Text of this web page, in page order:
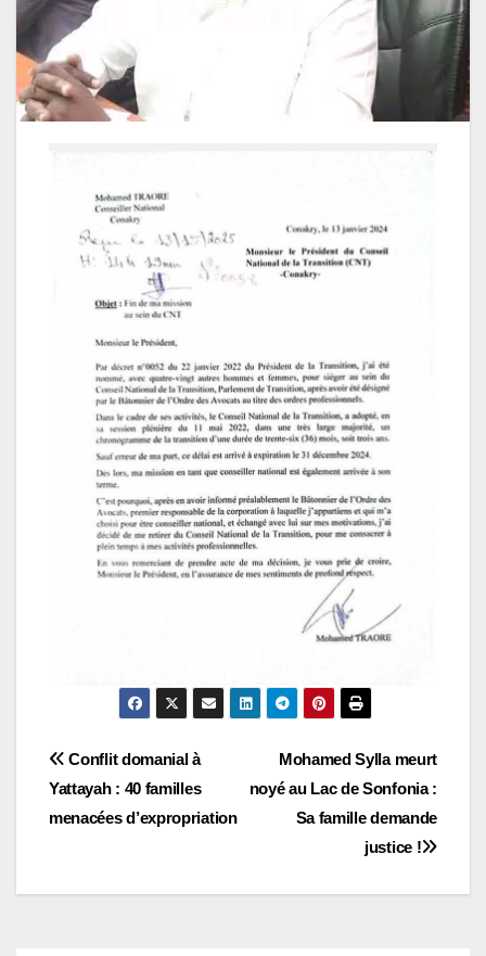
Navigation
de
Mohamed Sylla meurt
noyé au Lac de Sonfonia :
Sa famille demande
justice !
Conflit domanial à
Yattayah : 40 familles
menacées d’expropriation